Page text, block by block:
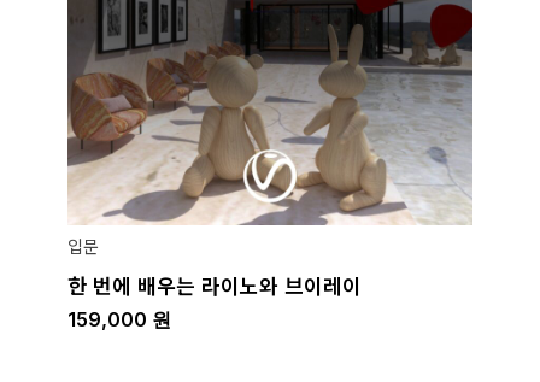
입문
한 번에 배우는 라이노와 브이레이
159,000 원